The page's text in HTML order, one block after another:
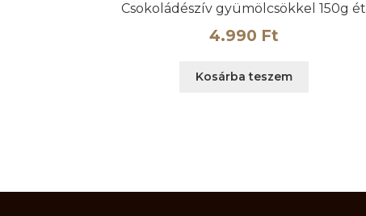
Csokoládészív gyümölcsökkel 150g ét
4.990 Ft
Kosárba teszem